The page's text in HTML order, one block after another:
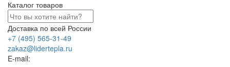
Каталог товаров
Доставка по всей России
+7 (495) 565-31-49
zakaz@lidertepla.ru
E-mail: